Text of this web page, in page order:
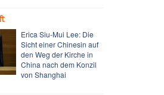
Erica Siu-Mui Lee: Die
Sicht einer Chinesin auf
den Weg der Kirche in
China nach dem Konzil
von Shanghai